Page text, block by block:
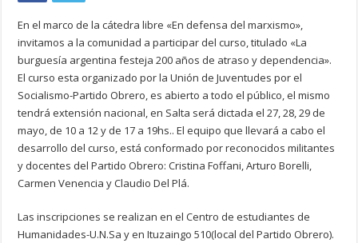
En el marco de la cátedra libre «En defensa del marxismo»,
invitamos a la comunidad a participar del curso, titulado «La
burguesía argentina festeja 200 años de atraso y dependencia».
El curso esta organizado por la Unión de Juventudes por el
Socialismo-Partido Obrero, es abierto a todo el público, el mismo
tendrá extensión nacional, en Salta será dictada el 27, 28, 29 de
mayo, de 10 a 12 y de 17 a 19hs.. El equipo que llevará a cabo el
desarrollo del curso, está conformado por reconocidos militantes
y docentes del Partido Obrero: Cristina Foffani, Arturo Borelli,
Carmen Venencia y Claudio Del Plá.
Las inscripciones se realizan en el Centro de estudiantes de
Humanidades-U.N.Sa y en Ituzaingo 510(local del Partido Obrero).